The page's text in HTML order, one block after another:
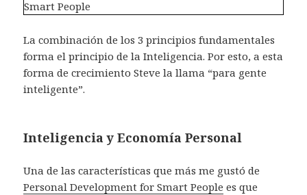
La combinación de los 3 principios fundamentales
forma el principio de la Inteligencia. Por esto, a esta
forma de crecimiento Steve la llama “para gente
inteligente”.
Inteligencia y Economía Personal
Una de las características que más me gustó de
Personal Development for Smart People es que